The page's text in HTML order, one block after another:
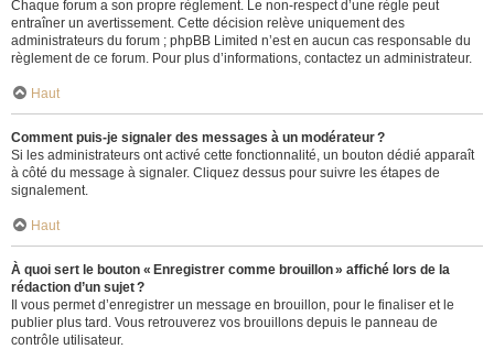
Chaque forum a son propre règlement. Le non-respect d’une règle peut
entraîner un avertissement. Cette décision relève uniquement des
administrateurs du forum ; phpBB Limited n’est en aucun cas responsable du
règlement de ce forum. Pour plus d’informations, contactez un administrateur.
Haut
Comment puis-je signaler des messages à un modérateur ?
Si les administrateurs ont activé cette fonctionnalité, un bouton dédié apparaît
à côté du message à signaler. Cliquez dessus pour suivre les étapes de
signalement.
Haut
À quoi sert le bouton « Enregistrer comme brouillon » affiché lors de la
rédaction d’un sujet ?
Il vous permet d’enregistrer un message en brouillon, pour le finaliser et le
publier plus tard. Vous retrouverez vos brouillons depuis le panneau de
contrôle utilisateur.